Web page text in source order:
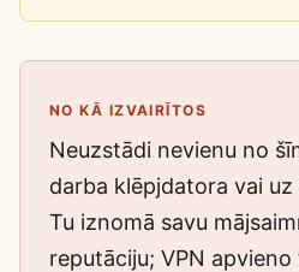
NO KĀ IZVAIRĪTOS
Neuzstādi nevienu no
darba klēpjdatora vai
Tu iznomā savu
reputāciju; VPN